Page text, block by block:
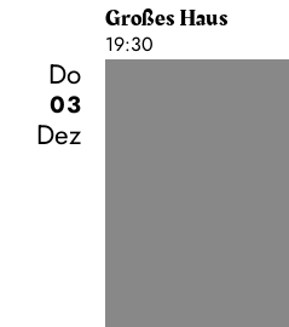
Großes Haus
19:30
Do
03
Dez